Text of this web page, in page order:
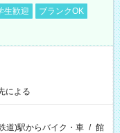
生歓迎
ブランクOK
による
道)駅からバイク・車 / 館